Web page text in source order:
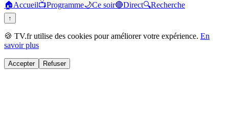
🏠Accueil📺Programme🌙Ce soir🔴Direct🔍Recherche
↑
🍪 TV.fr utilise des cookies pour améliorer votre expérience. En
savoir plus
Accepter Refuser